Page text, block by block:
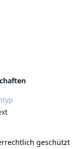
geschützt